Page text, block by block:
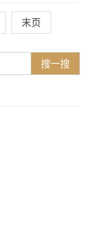
末页
搜一搜